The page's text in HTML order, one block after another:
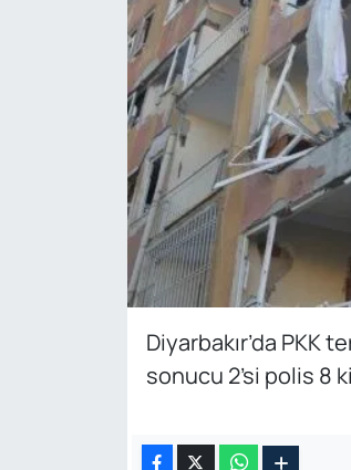
Diyarbakır’da PKK
sonucu 2’si polis 8